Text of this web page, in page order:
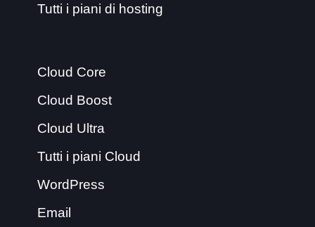
Tutti i piani di hosting
Cloud Core
Cloud Boost
Cloud Ultra
Tutti i piani Cloud
WordPress
Email